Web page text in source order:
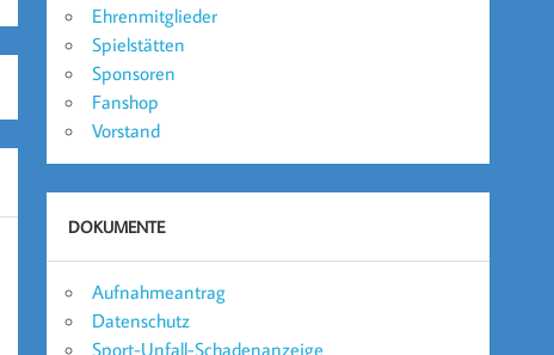
Ehrenmitglieder
Spielstätten
Sponsoren
Fanshop
Vorstand
DOKUMENTE
Aufnahmeantrag
Datenschutz
Sport-Unfall-Schadenanzeige